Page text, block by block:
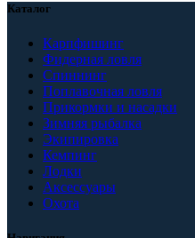
Каталог
Карпфишинг
Фидерная ловля
Спиннинг
Поплавочная ловля
Прикормки и насадки
Зимняя рыбалка
Экипировка
Кемпинг
Лодки
Аксессуары
Охота